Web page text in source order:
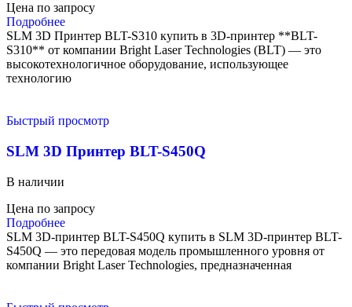
Цена по запросу
Подробнее
SLM 3D Принтер BLT-S310 купить в 3D-принтер **BLT-
S310** от компании Bright Laser Technologies (BLT) — это
высокотехнологичное оборудование, использующее
технологию
Быстрый просмотр
SLM 3D Принтер BLT-S450Q
В наличии
Цена по запросу
Подробнее
SLM 3D-принтер BLT-S450Q купить в SLM 3D-принтер BLT-
S450Q — это передовая модель промышленного уровня от
компании Bright Laser Technologies, предназначенная